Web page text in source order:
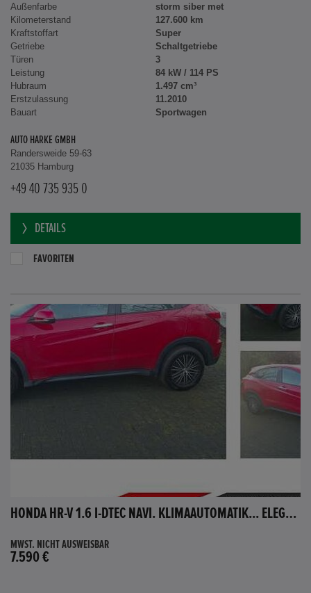
Außenfarbe
storm siber met
Kilometerstand
127.600 km
Kraftstoffart
Super
Getriebe
Schaltgetriebe
Türen
3
Leistung
84 kW / 114 PS
Hubraum
1.497 cm³
Erstzulassung
11.2010
Bauart
Sportwagen
AUTO HARKE GMBH
Randersweide 59-63
21035 Hamburg
+49 40 735 935 0
DETAILS
FAVORITEN
HONDA HR-V 1.6 I-DTEC NAVI. KLIMAAUTOMATIK... ELEGANCE
MWST. NICHT AUSWEISBAR
7.590 €